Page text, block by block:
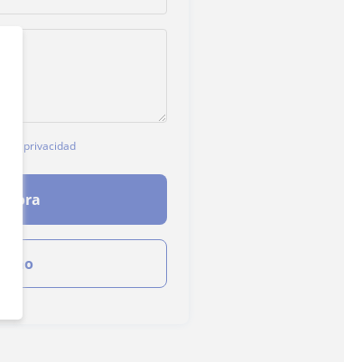
privacidad